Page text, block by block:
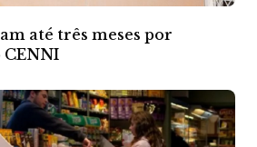
até três meses por